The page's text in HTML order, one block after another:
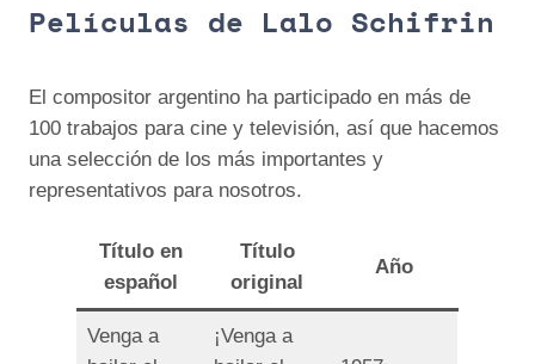
Películas de Lalo Schifrin
El compositor argentino ha participado en más de
100 trabajos para cine y televisión, así que hacemos
una selección de los más importantes y
representativos para nosotros.
Título en
español
Título
original
Año
Venga a
¡Venga a